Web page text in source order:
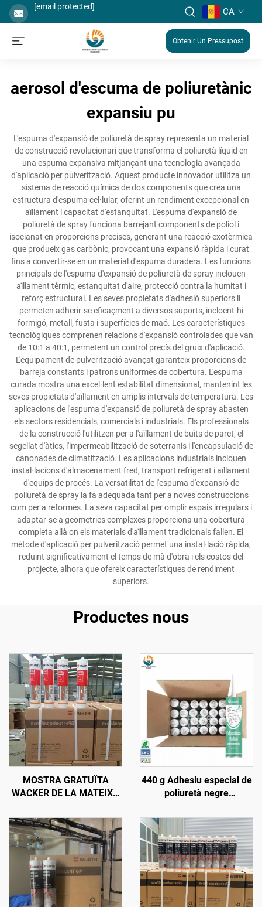
[email protected] CA
Obtenir Un Pressupost
aerosol d'escuma de poliuretànic
expansiu pu
L'espuma d'expansió de poliuretà de spray representa un material
de construcció revolucionari que transforma el poliuretà líquid en
una espuma expansiva mitjançant una tecnologia avançada
d'aplicació per pulverització. Aquest producte innovador utilitza un
sistema de reacció química de dos components que crea una
estructura d'espuma cel·lular, oferint un rendiment excepcional en
aïllament i capacitat d'estanquitat. L'espuma d'expansió de
poliuretà de spray funciona barrejant components de poliol i
isocianat en proporcions precises, generant una reacció exotèrmica
que produeix gas carbònic, provocant una expansió ràpida i curat
fins a convertir-se en un material d'espuma duradera. Les funcions
principals de l'espuma d'expansió de poliuretà de spray inclouen
aïllament tèrmic, estanquitat d'aire, protecció contra la humitat i
reforç estructural. Les seves propietats d'adhesió superiors li
permeten adherir-se eficaçment a diversos suports, incloent-hi
formigó, metall, fusta i superfícies de maó. Les característiques
tecnològiques comprenen relacions d'expansió controlades que van
de 10:1 a 40:1, permetent un control precís del gruix d'aplicació.
L'equipament de pulverització avançat garanteix proporcions de
barreja constants i patrons uniformes de cobertura. L'espuma
curada mostra una excel·lent estabilitat dimensional, mantenint les
seves propietats d'aïllament en amplis intervals de temperatura. Les
aplicacions de l'espuma d'expansió de poliuretà de spray abasten
els sectors residencials, comercials i industrials. Els professionals
de la construcció l'utilitzen per a l'aïllament de buits de paret, el
segellat d'àtics, l'impermeabilització de soterranis i l'encapsulació de
canonades de climatització. Les aplicacions industrials inclouen
instal·lacions d'almacenament fred, transport refrigerat i aïllament
d'equips de procés. La versatilitat de l'espuma d'expansió de
poliuretà de spray la fa adequada tant per a noves construccions
com per a reformes. La seva capacitat per omplir espais irregulars i
adaptar-se a geometries complexes proporciona una cobertura
completa allà on els materials d'aïllament tradicionals fallen. El
mètode d'aplicació per pulverització permet una instal·lació ràpida,
reduint significativament el temps de mà d'obra i els costos del
projecte, alhora que ofereix característiques de rendiment
superiors.
Productes nous
MOSTRA GRATUÏTA
WACKER DE LA MATEIXA
DE SILICONA
TRANSPARENT BARAT,
PREU BAIX, ADHESIU PER
A CONSTRUCCIÓ
440 g Adhesiu especial de
poliuretà negre
de cotxe, reparació de
filtracions en claraboïgues
de caixa, goma per a
parabrisa del davant